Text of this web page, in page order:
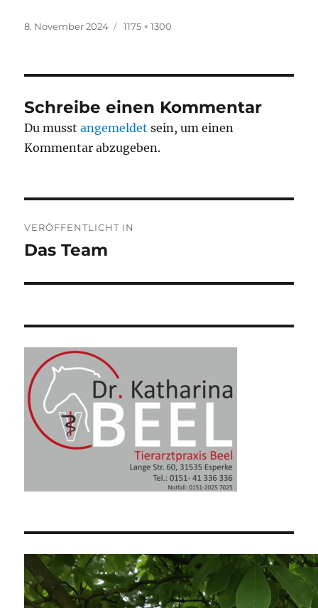
Veröffentlicht
8. November 2024 Originalgröße
1175 × 1300
Schreibe einen Kommentar
Du musstangemeldet sein, um einen
Kommentar abzugeben.
VERÖFFENTLICHT IN
Das Team